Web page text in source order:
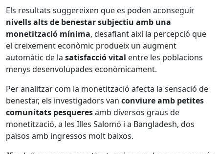
Els resultats suggereixen que es poden aconseguir
nivells alts de benestar subjectiu amb una
monetització mínima, desafiant així la percepció que
el creixement econòmic produeix un augment
automàtic de la satisfacció vital entre les poblacions
menys desenvolupades econòmicament.
Per analitzar com la monetització afecta la sensació de
benestar, els investigadors van conviure amb petites
comunitats pesqueresamb diversos graus de
monetització, a les Illes Salomó i a Bangladesh, dos
països amb ingressos molt baixos.